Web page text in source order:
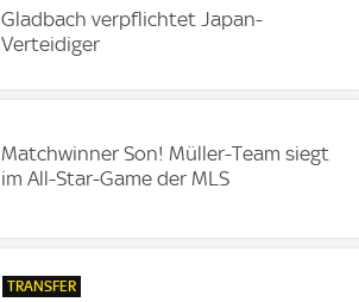
Gladbach verpflichtet Japan-
Verteidiger
Matchwinner Son! Müller-Team siegt
im All-Star-Game der MLS
TRANSFER